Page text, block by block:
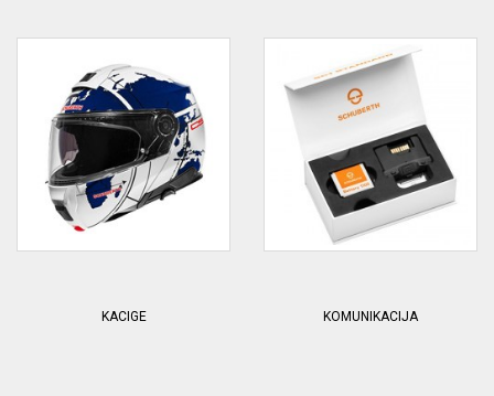
KACIGE KOMUNIKACIJA